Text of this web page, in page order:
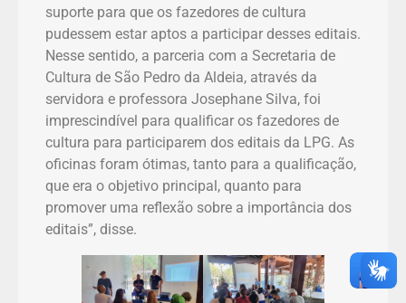
suporte para que os fazedores de cultura
pudessem estar aptos a participar desses editais.
Nesse sentido, a parceria com a Secretaria de
Cultura de São Pedro da Aldeia, através da
servidora e professora Josephane Silva, foi
imprescindível para qualificar os fazedores de
cultura para participarem dos editais da LPG. As
oficinas foram ótimas, tanto para a qualificação,
que era o objetivo principal, quanto para
promover uma reflexão sobre a importância dos
editais”, disse.